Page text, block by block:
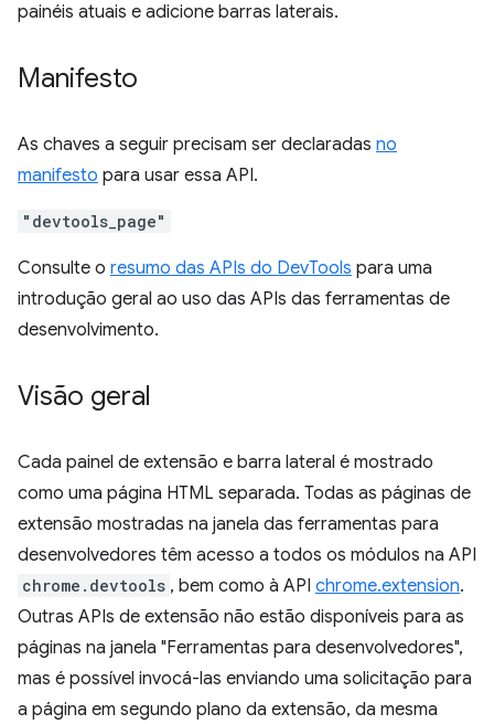
painéis atuais e adicione barras laterais.
Manifesto
As chaves a seguir precisam ser declaradas no
manifesto para usar essa API.
"devtools_page"
Consulte o resumo das APIs do DevTools para uma
introdução geral ao uso das APIs das ferramentas de
desenvolvimento.
Visão geral
Cada painel de extensão e barra lateral é mostrado
como uma página HTML separada. Todas as páginas de
extensão mostradas na janela das ferramentas para
desenvolvedores têm acesso a todos os módulos na API
chrome.devtools , bem como à API chrome.extension.
Outras APIs de extensão não estão disponíveis para as
páginas na janela "Ferramentas para desenvolvedores",
mas é possível invocá-las enviando uma solicitação para
a página em segundo plano da extensão, da mesma